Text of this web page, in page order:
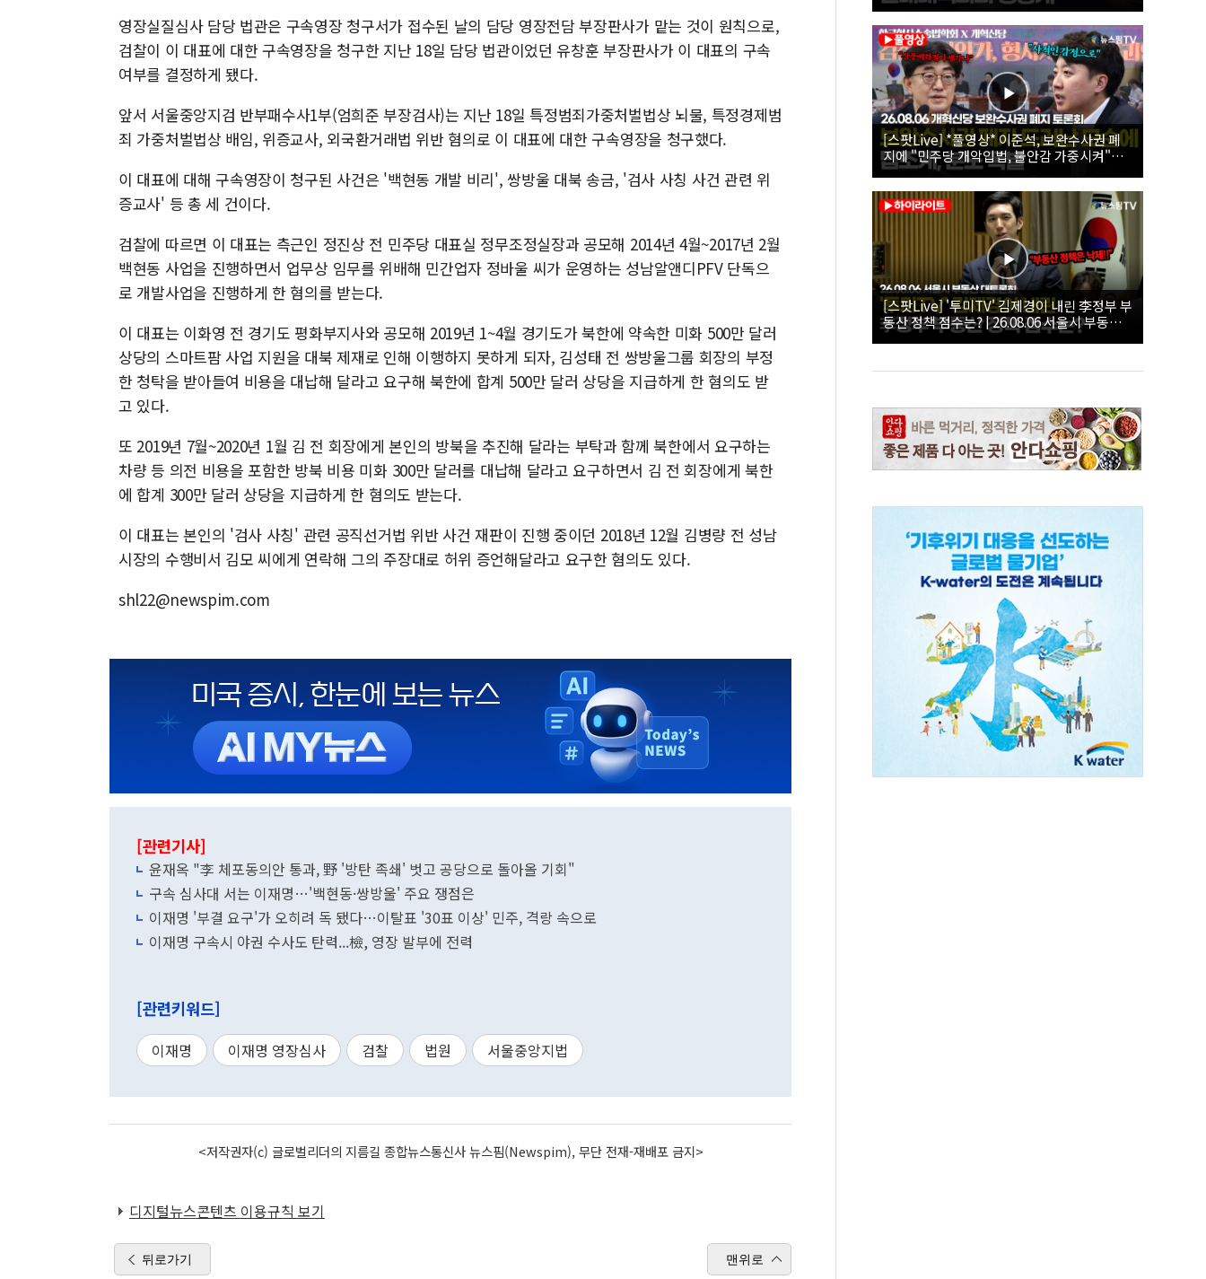
영장실질심사 담당 법관은 구속영장 청구서가 접수된 날의 담당 영장전담 부장판사가 맡는 것이 원칙으로,
검찰이 이 대표에 대한 구속영장을 청구한 지난 18일 담당 법관이었던 유창훈 부장판사가 이 대표의 구속
여부를 결정하게 됐다.
앞서 서울중앙지검 반부패수사1부(엄희준 부장검사)는 지난 18일 특정범죄가중처벌법상 뇌물, 특정경제범
죄 가중처벌법상 배임, 위증교사, 외국환거래법 위반 혐의로 이 대표에 대한 구속영장을 청구했다.
이 대표에 대해 구속영장이 청구된 사건은 '백현동 개발 비리', 쌍방울 대북 송금, '검사 사칭 사건 관련 위
증교사' 등 총 세 건이다.
검찰에 따르면 이 대표는 측근인 정진상 전 민주당 대표실 정무조정실장과 공모해 2014년 4월~2017년 2월
백현동 사업을 진행하면서 업무상 임무를 위배해 민간업자 정바울 씨가 운영하는 성남알앤디PFV 단독으
로 개발사업을 진행하게 한 혐의를 받는다.
이 대표는 이화영 전 경기도 평화부지사와 공모해 2019년 1~4월 경기도가 북한에 약속한 미화 500만 달러
상당의 스마트팜 사업 지원을 대북 제재로 인해 이행하지 못하게 되자, 김성태 전 쌍방울그룹 회장의 부정
한 청탁을 받아들여 비용을 대납해 달라고 요구해 북한에 합계 500만 달러 상당을 지급하게 한 혐의도 받
고 있다.
또 2019년 7월~2020년 1월 김 전 회장에게 본인의 방북을 추진해 달라는 부탁과 함께 북한에서 요구하는
차량 등 의전 비용을 포함한 방북 비용 미화 300만 달러를 대납해 달라고 요구하면서 김 전 회장에게 북한
에 합계 300만 달러 상당을 지급하게 한 혐의도 받는다.
이 대표는 본인의 '검사 사칭' 관련 공직선거법 위반 사건 재판이 진행 중이던 2018년 12월 김병량 전 성남
시장의 수행비서 김모 씨에게 연락해 그의 주장대로 허위 증언해달라고 요구한 혐의도 있다.
shl22@newspim.com
[관련기사]
윤재옥 "李 체포동의안 통과, 野 '방탄 족쇄' 벗고 공당으로 돌아올 기회"
구속 심사대 서는 이재명…'백현동·쌍방울' 주요 쟁점은
이재명 '부결 요구'가 오히려 독 됐다…이탈표 '30표 이상' 민주, 격랑 속으로
이재명 구속시 야권 수사도 탄력...檢, 영장 발부에 전력
[관련키워드]
이재명 이재명 영장심사 검찰 법원 서울중앙지법
<저작권자(c) 글로벌리더의 지름길 종합뉴스통신사 뉴스핌(Newspim), 무단 전재-재배포 금지>
디지털뉴스콘텐츠 이용규칙 보기
뒤로가기 맨위로
[스팟Live] *풀영상* 이준석, 보완수사권 폐
지에 "민주당 개악입법, 불안감 가중시켜"｜
26.08.06 개혁신당 보완수사권 폐지 토론회
[스팟Live] '투미TV' 김제경이 내린 李정부 부
동산 정책 점수는? | 26.08.06 서울시 부동산
대토론회